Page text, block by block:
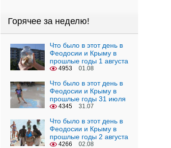
Горячее за неделю!
Что было в этот день в
Феодосии и Крыму в
прошлые годы 1 августа
4953 01.08
Что было в этот день в
Феодосии и Крыму в
прошлые годы 31 июля
4345 31.07
Что было в этот день в
Феодосии и Крыму в
прошлые годы 2 августа
4266 02.08